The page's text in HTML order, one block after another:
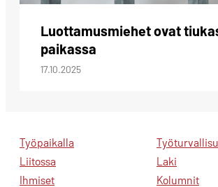
Luottamusmiehet ovat
paikassa
17.10.2025
Työpaikalla
Liitossa
Ihmiset
Laki
Kolumnit